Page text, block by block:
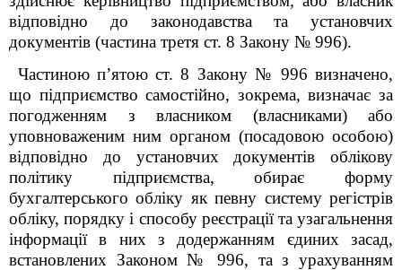
відповідно до законодавства та установчих
документів (частина третя ст. 8 Закону № 996).
Частиною п’ятою ст. 8 Закону № 996 визначено,
що підприємство самостійно, зокрема,визначає за
погодженням з власником (власниками) або
уповноваженим ним органом (посадовою особою)
відповідно до установчих документів облікову
політику підприємства, обирає форму
бухгалтерського обліку як певну систему регістрів
обліку, порядку і способу реєстрації та узагальнення
інформації в них з додержанням єдиних засад,
встановлених Законом№ 996, та з урахуванням